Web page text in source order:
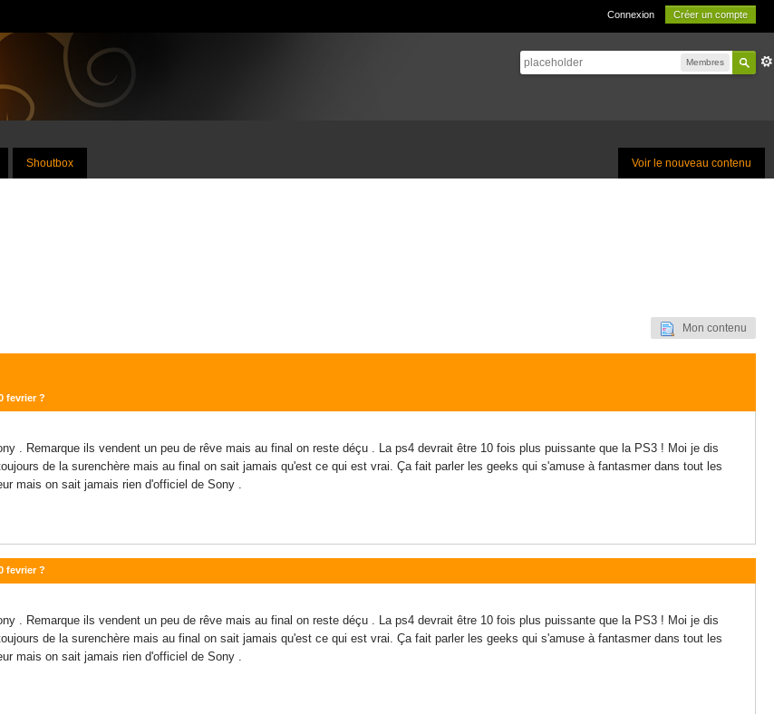
Connexion Créer un compte
Membres
Voir le nouveau contenu
Shoutbox
Mon contenu
fevrier ?
. Remarque ils vendent un peu de rêve mais au final on reste déçu . La ps4 devrait être 10 fois plus puissante que la PS3 ! Moi je dis
de la surenchère mais au final on sait jamais qu'est ce qui est vrai. Ça fait parler les geeks qui s'amuse à fantasmer dans tout les
mais on sait jamais rien d'officiel de Sony .
fevrier ?
. Remarque ils vendent un peu de rêve mais au final on reste déçu . La ps4 devrait être 10 fois plus puissante que la PS3 ! Moi je dis
de la surenchère mais au final on sait jamais qu'est ce qui est vrai. Ça fait parler les geeks qui s'amuse à fantasmer dans tout les
mais on sait jamais rien d'officiel de Sony .